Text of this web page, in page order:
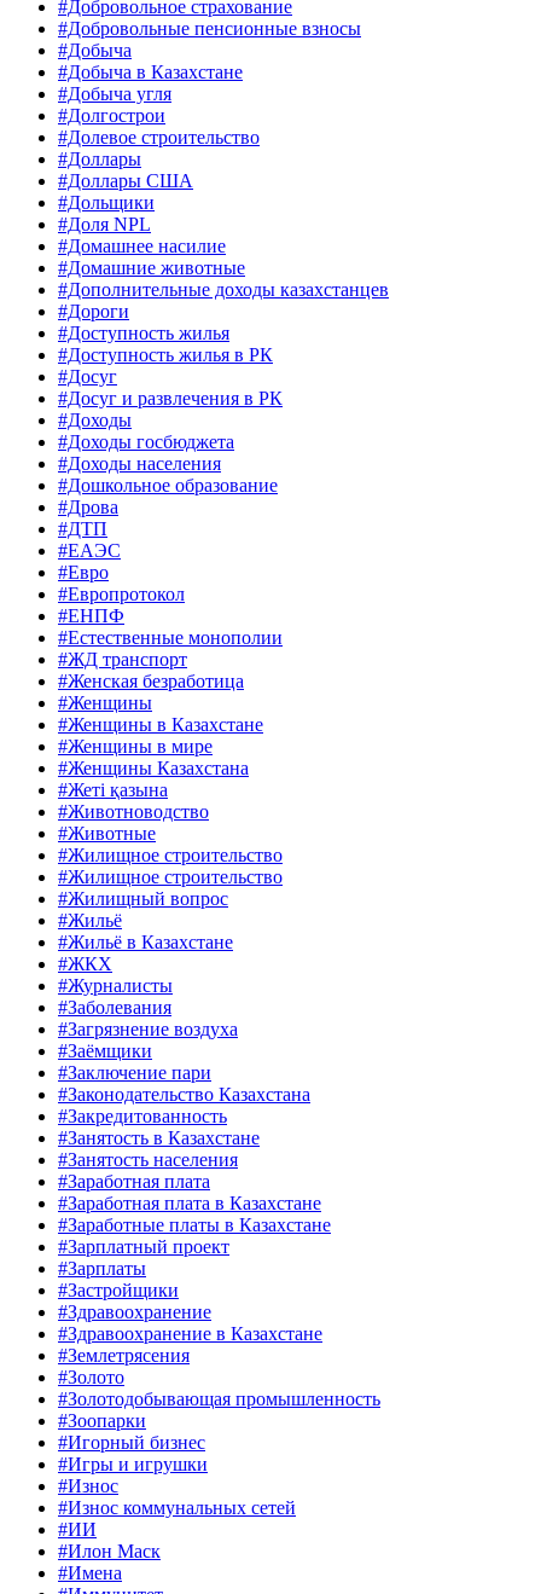
#Добровольное страхование
#Добровольные пенсионные взносы
#Добыча
#Добыча в Казахстане
#Добыча угля
#Долгострои
#Долевое строительство
#Доллары
#Доллары США
#Дольщики
#Доля NPL
#Домашнее насилие
#Домашние животные
#Дополнительные доходы казахстанцев
#Дороги
#Доступность жилья
#Доступность жилья в РК
#Досуг
#Досуг и развлечения в РК
#Доходы
#Доходы госбюджета
#Доходы населения
#Дошкольное образование
#Дрова
#ДТП
#ЕАЭС
#Евро
#Европротокол
#ЕНПФ
#Естественные монополии
#ЖД транспорт
#Женская безработица
#Женщины
#Женщины в Казахстане
#Женщины в мире
#Женщины Казахстана
#Жеті қазына
#Животноводство
#Животные
#Жилищное строительство
#Жилищное строительство
#Жилищный вопрос
#Жильё
#Жильё в Казахстане
#ЖКХ
#Журналисты
#Заболевания
#Загрязнение воздуха
#Заёмщики
#Заключение пари
#Законодательство Казахстана
#Закредитованность
#Занятость в Казахстане
#Занятость населения
#Заработная плата
#Заработная плата в Казахстане
#Заработные платы в Казахстане
#Зарплатный проект
#Зарплаты
#Застройщики
#Здравоохранение
#Здравоохранение в Казахстане
#Землетрясения
#Золото
#Золотодобывающая промышленность
#Зоопарки
#Игорный бизнес
#Игры и игрушки
#Износ
#Износ коммунальных сетей
#ИИ
#Илон Маск
#Имена